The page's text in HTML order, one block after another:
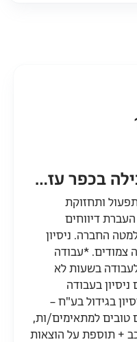
לחברה חקלאית מובילה בכפר עזה דרוש/ה לולן/ית פטם- משרה מיידית
ותחזוקת
דיווחים
החברה. ניסיון
צמודים. *עבודה
בשעות לא
בעבודה
בגידול בע"ח –
טובים למתאימים/ות,
+ תוספת על הוצאות